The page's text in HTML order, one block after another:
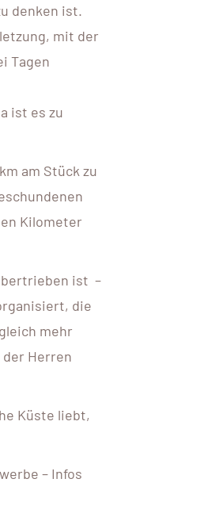
denken ist.
mit der
Tagen
ist es zu
am Stück zu
Kilometer
ist –
die
mehr
Herren
Küste liebt,
– Infos